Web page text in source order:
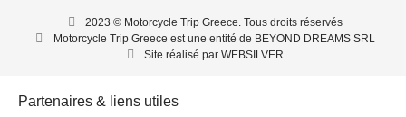
2023 © Motorcycle Trip Greece. Tous droits réservés
Motorcycle Trip Greece est une entité de BEYOND DREAMS SRL
Site réalisé par WEBSILVER
Partenaires & liens utiles